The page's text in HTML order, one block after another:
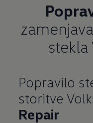
stekla
Popravilo
storitve
Repair